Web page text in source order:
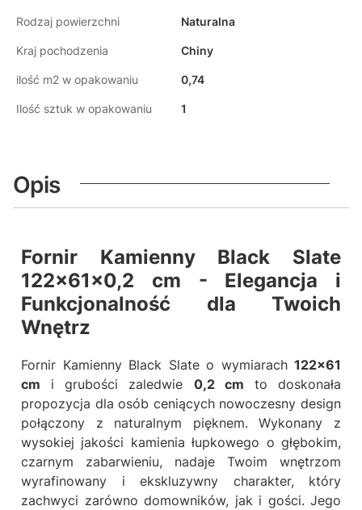
Rodzaj powierzchni Naturalna
Kraj pochodzenia Chiny
ilość m2 w opakowaniu 0,74
Ilość sztuk w opakowaniu 1
Opis
Fornir Kamienny Black Slate
122x61x0,2 cm - Elegancja i
Funkcjonalność dla Twoich
Wnętrz
Fornir Kamienny Black Slate o wymiarach 122x61
cm i grubości zaledwie 0,2 cm to doskonała
propozycja dla osób ceniących nowoczesny design
połączony z naturalnym pięknem. Wykonany z
wysokiej jakości kamienia łupkowego o głębokim,
czarnym zabarwieniu, nadaje Twoim wnętrzom
wyrafinowany i ekskluzywny charakter, który
zachwyci zarówno domowników, jak i gości. Jego